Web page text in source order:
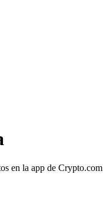
en la app de